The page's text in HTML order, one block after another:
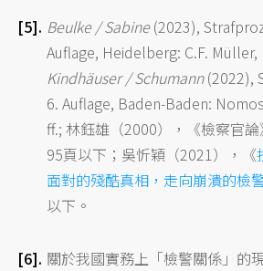
Beulke / Sabine(2023),
Auflage, Heidelberg: C.F.
Kindhäuser / Schumann(2022),
6. Auflage, Baden-Baden:
ff.; 林鈺雄（2000），《檢察官
95頁以下；吳忻穎（2021），《
面對的殘酷真相，走向崩潰的檢
以下。
關於我國實務上「檢警關係」的